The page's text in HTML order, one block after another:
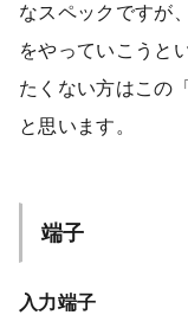
なスペックですが
をやっていこうと
たくない方はこの
と思います。
端子
入力端子